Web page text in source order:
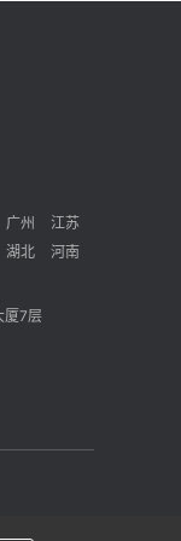
广州
江苏
湖北
河南
厦7层